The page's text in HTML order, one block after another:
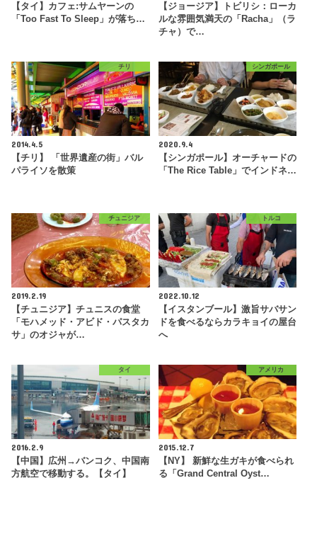
【タイ】カフェ:サムヤーンの
「Too Fast To Sleep」が落ち…
【ジョージア】トビリシ：ローカ
ルな雰囲気満天の「Racha」（ラ
チャ）で…
チリ
2014.4.5
【チリ】 「世界遺産の街」バル
パライソを散策
シンガポール
2020.9.4
【シンガポール】オーチャードの
「The Rice Table」でインドネ…
チュニジア
2019.2.19
【チュニジア】チュニスの食堂
「モハメッド・アビド・パスタカ
サ」のオジャが…
トルコ
2022.10.12
【イスタンブール】激旨サバサン
ドを食べるならカラキョイの屋台
へ
タイ
2016.2.9
【中国】広州→バンコク、中国南
方航空で移動する。【タイ】
アメリカ
2015.12.7
【NY】 新鮮な生ガキが食べられ
る「Grand Central Oyst…